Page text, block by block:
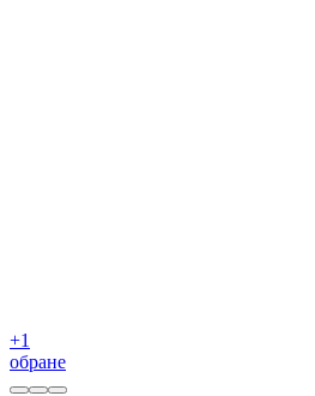
+1
обране